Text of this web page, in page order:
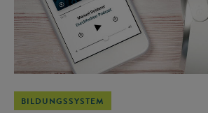
BILDUNGSSYSTEM